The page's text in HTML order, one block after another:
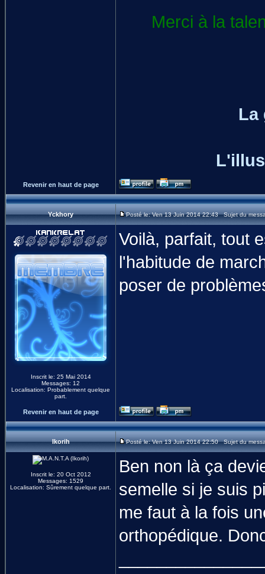
Merci à la
La
Revenir en haut de page
Yckhory Posté le: Ven 13 Juin 2014 22:43 Sujet du
Inscrit le: 25 Mai 2014
Messages: 12
Localisation: Probablement quelque
part.
Voilà, parfait, tout
l'habitude de
poser de
Revenir en haut de page
Ikorih Posté le: Ven 13 Juin 2014 22:50 Sujet du
Inscrit le: 20 Oct 2012
Messages: 1529
Localisation: Sûrement quelque part.
Ben non là ça
semelle si je suis
me faut à la fois
orthopédique.